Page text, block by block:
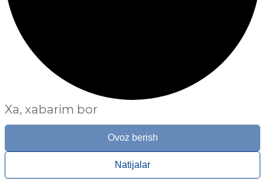
Xa, xabarim bor
Ovoz berish
Natijalar